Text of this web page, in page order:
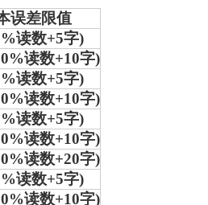
误差限值
读数+5字)
读数+10字)
读数+5字)
读数+10字)
读数+5字)
读数+10字)
读数+20字)
读数+5字)
读数+10字)